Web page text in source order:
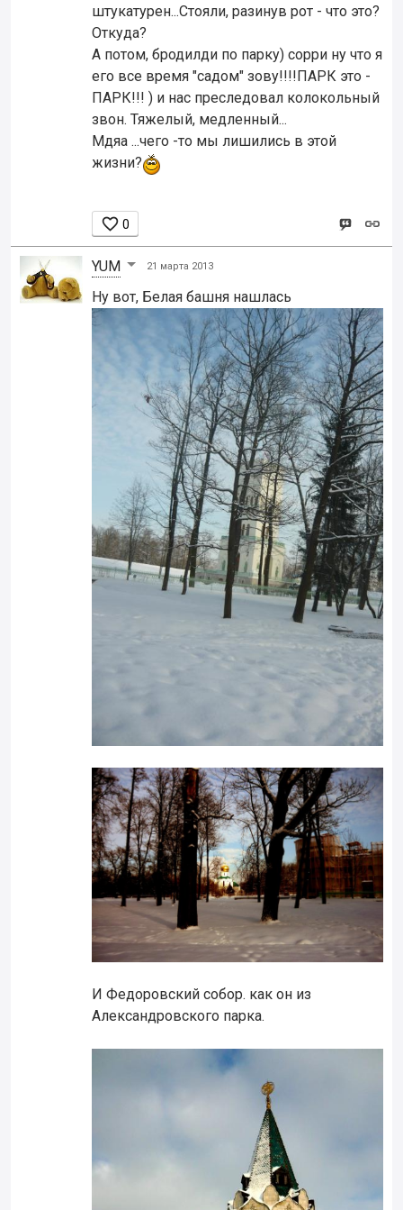
штукатурен...Стояли, разинув рот - что это?
Откуда?
А потом, бродилди по парку) сорри ну что я
его все время "садом" зову!!!!ПАРК это -
ПАРК!!! ) и нас преследовал колокольный
звон. Тяжелый, медленный...
Мдяа ...чего -то мы лишились в этой
жизни?
 0
YUM 21 марта 2013
Ну вот, Белая башня нашлась
И Федоровский собор. как он из
Александровского парка.